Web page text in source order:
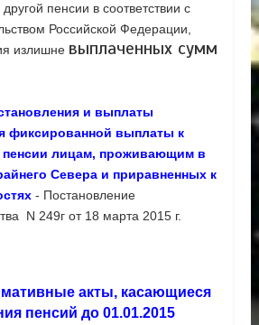
пенсии в соответствии с
Российской Федерации,
излишне выплаченных сумм
и выплаты
фиксированной выплаты к
пенсии лицам, проживающим в
Севера и приравненных к
- Постановление
N 249г от 18 марта 2015 г.
акты, касающиеся
пенсий до 01.01.2015